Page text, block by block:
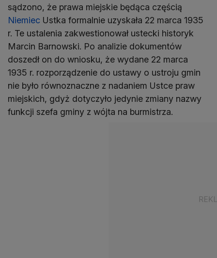
sądzono, że prawa miejskie będąca częścią
Niemiec Ustka formalnie uzyskała 22 marca 1935
r. Te ustalenia zakwestionował ustecki historyk
Marcin Barnowski. Po analizie dokumentów
doszedł on do wniosku, że wydane 22 marca
1935 r. rozporządzenie do ustawy o ustroju gmin
nie było równoznaczne z nadaniem Ustce praw
miejskich, gdyż dotyczyło jedynie zmiany nazwy
funkcji szefa gminy z wójta na burmistrza.